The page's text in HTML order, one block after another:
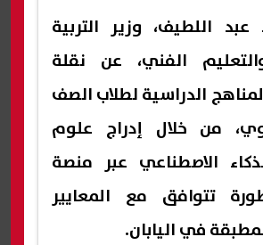
اللطيف، وزير التربية
الفني، عن نقلة
الدراسية لطلاب الصف
من خلال إدراج علوم
الاصطناعي عبر منصة
تتوافق مع المعايير
في اليابان.